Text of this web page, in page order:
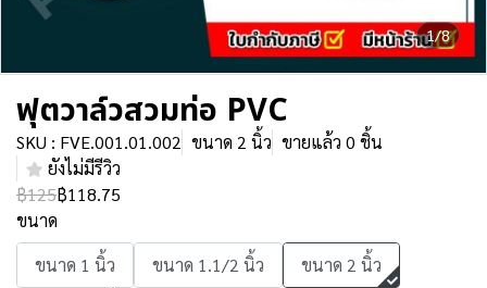
1/8
ฟุตวาล์วสวมท่อ PVC
SKU : FVE.001.01.002 ขนาด 2 นิ้ว ขายแล้ว 0 ชิ้น
ยังไม่มีรีวิว
฿125฿118.75
ขนาด
ขนาด 1 นิ้ว
ขนาด 1.1/2 นิ้ว
ขนาด 2 นิ้ว